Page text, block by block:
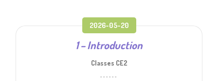
2026-05-20
1 – Introduction
Classes CE2